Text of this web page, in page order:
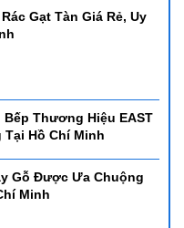
Gạt Tàn Giá Rẻ, Uy
Bếp Thương Hiệu EAST
Hồ Chí Minh
Gỗ Được Ưa Chuộng
Minh